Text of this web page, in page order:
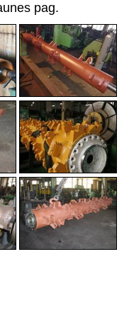
pag.